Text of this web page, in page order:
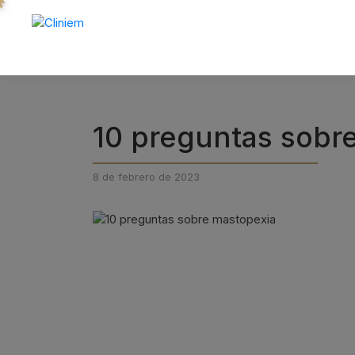
10 preguntas
8 de febrero de 2023